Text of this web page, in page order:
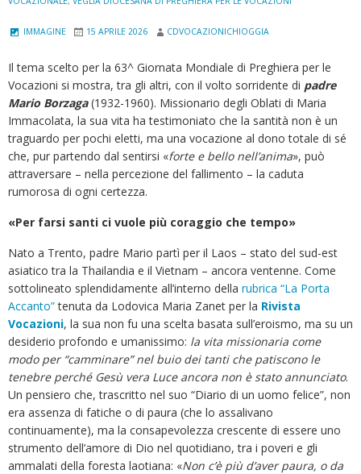
IMMAGINE 15 APRILE 2026 CDVOCAZIONICHIOGGIA
Il tema scelto per la 63^ Giornata Mondiale di Preghiera per le
Vocazioni si mostra, tra gli altri, con il volto sorridente di padre
Mario Borzaga(1932-1960). Missionario degli Oblati di Maria
Immacolata, la sua vita ha testimoniato che la santità non è un
traguardo per pochi eletti, ma una vocazione al dono totale di sé
che, pur partendo dal sentirsi «forte e bello nell’anima», può
attraversare – nella percezione del fallimento – la caduta
rumorosa di ogni certezza.
«Per farsi santi ci vuole più coraggio che tempo»
Nato a Trento, padre Mario partì per il Laos – stato del sud-est
asiatico tra la Thailandia e il Vietnam – ancora ventenne. Come
sottolineato splendidamente all’interno della rubrica “La Porta
Accanto”tenuta da Lodovica Maria Zanet per la Rivista
Vocazioni, la sua non fu una scelta basata sull’eroismo, ma su un
desiderio profondo e umanissimo: la vita missionaria come
modo per “camminare” nel buio dei tanti che patiscono le
tenebre perché Gesù vera Luce ancora non è stato annunciato.
Un pensiero che, trascritto nel suo “Diario di un uomo felice”, non
era assenza di fatiche o di paura (che lo assalivano
continuamente), ma la consapevolezza crescente di essere uno
strumento dell’amore di Dio nel quotidiano, tra i poveri e gli
ammalati della foresta laotiana: «Non c’è più d’aver paura, o da